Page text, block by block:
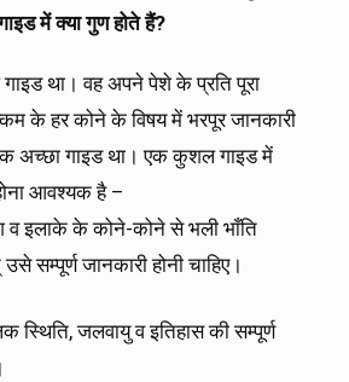
में क्या गुण होते हैं?
था। वह अपने पेशे के प्रति पूरा
के हर कोने के विषय में भरपूर जानकारी
अच्छा गाइड था। एक कुशल गाइड में
आवश्यक है –
इलाके के कोने-कोने से भली भाँति
उसे सम्पूर्ण जानकारी होनी चाहिए।
स्थिति, जलवायु व इतिहास की सम्पूर्ण